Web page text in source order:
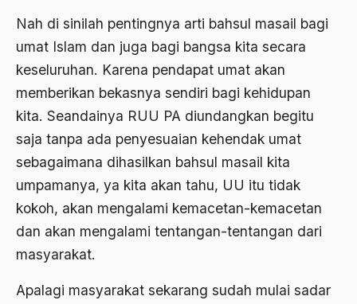
Nah di sinilah pentingnya arti bahsul masail bagi
umat Islam dan juga bagi bangsa kita secara
keseluruhan. Karena pendapat umat akan
memberikan bekasnya sendiri bagi kehidupan
kita. Seandainya RUU PA diundangkan begitu
saja tanpa ada penyesuaian kehendak umat
sebagaimana dihasilkan bahsul masail kita
umpamanya, ya kita akan tahu, UU itu tidak
kokoh, akan mengalami kemacetan-kemacetan
dan akan mengalami tentangan-tentangan dari
masyarakat.
Apalagi masyarakat sekarang sudah mulai sadar
Ben Anderson
Benazir Bhutto
benny moerdani
Benturan Antar Budaya
Beragama Secara Inklusif
Berdzikir
Berita
bersabar
Bersyukur